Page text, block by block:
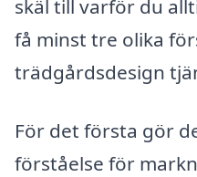
skäl till varför du
få minst tre olika
trädgårdsdesign
För det första gör
förståelse för